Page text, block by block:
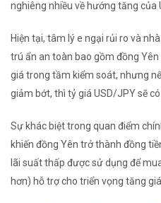
nghiêng nhiều về hướng tăng của
Hiện tại, tâm lý e ngại rủi ro và
trú ẩn an toàn bao gồm đồng
giá trong tầm kiểm soát, nhưng
giảm bớt, thì tỷ giá USD/JPY sẽ
Sự khác biệt trong quan điểm
khiến đồng Yên trở thành đồng
lãi suất thấp được sử dụng để
hơn) hỗ trợ cho triển vọng tăng giá.